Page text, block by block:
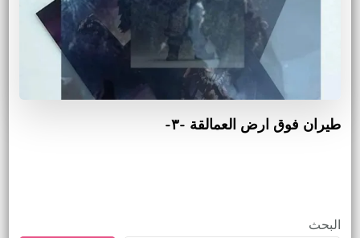
طيران فوق ارض العمالقة -٣-
البحث